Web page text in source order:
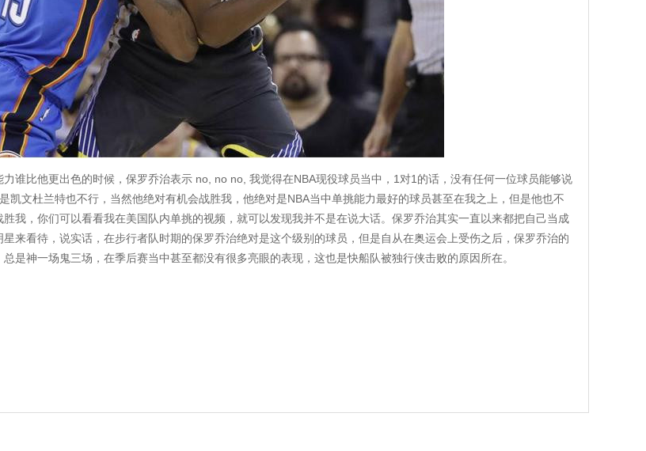
力谁比他更出色的时候，保罗乔治表示 no, no no, 我觉得在NBA现役球员当中，1对1的话，没有任何一位球员能够说
凯文杜兰特也不行，当然他绝对有机会战胜我，他绝对是NBA当中单挑能力最好的球员甚至在我之上，但是他也不
我，你们可以看看我在美国队内单挑的视频，就可以发现我并不是在说大话。保罗乔治其实一直以来都把自己当成
来看待，说实话，在步行者队时期的保罗乔治绝对是这个级别的球员，但是自从在奥运会上受伤之后，保罗乔治的
是神一场鬼三场，在季后赛当中甚至都没有很多亮眼的表现，这也是快船队被独行侠击败的原因所在。